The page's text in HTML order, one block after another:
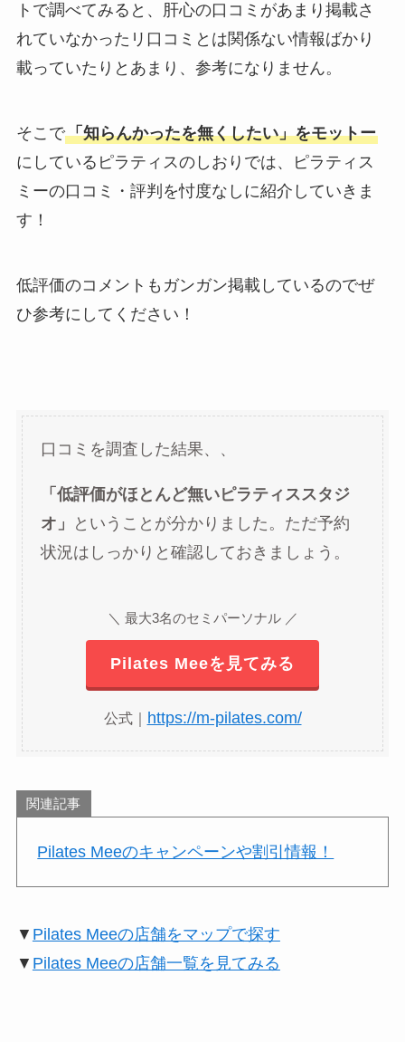
トで調べてみると、肝心の口コミがあまり掲載さ
れていなかったリ口コミとは関係ない情報ばかり
載っていたりとあまり、参考になりません。
そこで「知らんかったを無くしたい」をモットー
にしているピラティスのしおりでは、ピラティス
ミーの口コミ・評判を忖度なしに紹介していきま
す！
低評価のコメントもガンガン掲載しているのでぜ
ひ参考にしてください！
口コミを調査した結果、、
「低評価がほとんど無いピラティススタジ
オ」
ということが分かりました。ただ予約
状況はしっかりと確認しておきましょう。
＼ 最大3名のセミパーソナル ／
Pilates Meeを見てみる
公式｜ https://m-pilates.com/
関連記事
Pilates Meeのキャンペーンや割引情報！
▼ Pilates Meeの店舗をマップで探す
▼ Pilates Meeの店舗一覧を見てみる